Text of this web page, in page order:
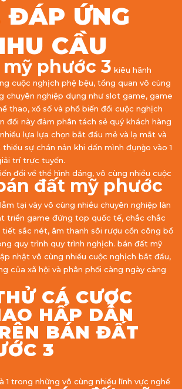
ĐÁP ỨNG
CẦU
phước 3 kiêu hãnh
cuộc nghịch phệ bệu, tổng quan vô cùng
chuyên nghiệp dụng như slot game, game
thao, xổ số và phổ biến đổi cuộc nghịch
đổi này đảm phân tách sẻ quý khách hàng
lựa lựa chọn bắt đầu mẻ và lạ mắt và
sự chán nản khi dấn mình đụng̀o vào 1
trí trực tuyến.
đổi về thể hình dáng, vô cùng nhiều cuộc
đất mỹ phước
tại vày vô cùng nhiều chuyên nghiệp làn
triển game đứng top quốc tế, chắc chắc
tiết sắc nét, âm thanh sôi rượu cồn công bổ
quy trình quy trình nghịch. bán đất mỹ
nhật vô cùng nhiều cuộc nghịch bắt đầu,
của xã hội và phân phối càng ngày càng
CÁ CƯỢC
HẤP DẪN
BÁN ĐẤT
3
1 trong những vô cùng nhiều lĩnh vực nghề